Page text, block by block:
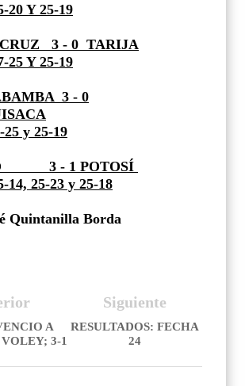
20 Y 25-19
3 - 0 TARIJA
25 Y 25-19
3 - 0
25 y 25-19
3 - 1 POTOSÍ
14, 25-23 y 25-18
Quintanilla Borda
Siguiente
RESULTADOS: FECHA
24
A
3-1